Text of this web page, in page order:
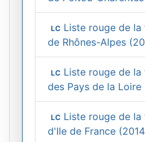
LC Liste rouge de
de Rhônes-Alpes
LC Liste rouge de
des Pays de la Loire
LC Liste rouge de
d'Ile de France